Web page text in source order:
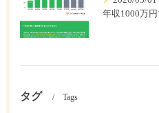
タグ Tags